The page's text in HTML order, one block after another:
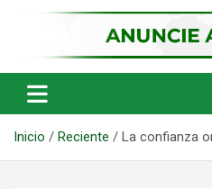
NVC Noticias
Inicio Reciente La confianza